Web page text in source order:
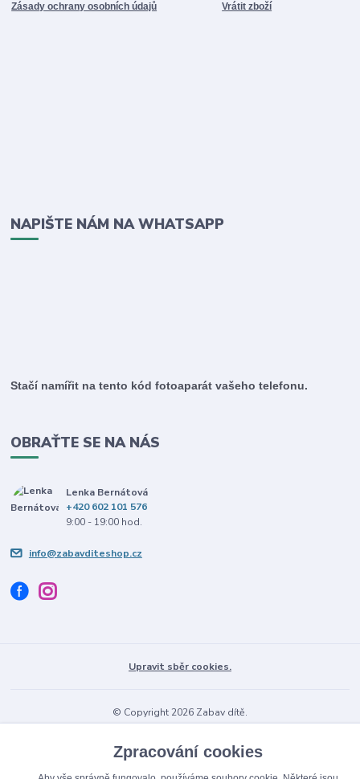
Zásady ochrany osobních údajů
Vrátit zboží
NAPIŠTE NÁM NA WHATSAPP
Stačí namířit na tento kód fotoaparát vašeho telefonu.
OBRAŤTE SE NA NÁS
Lenka Bernátová
+420 602 101 576
9:00 - 19:00 hod.
info@zabavditeshop.cz
Upravit sběr cookies.
© Copyright 2026 Zabav dítě.
Zpracování cookies